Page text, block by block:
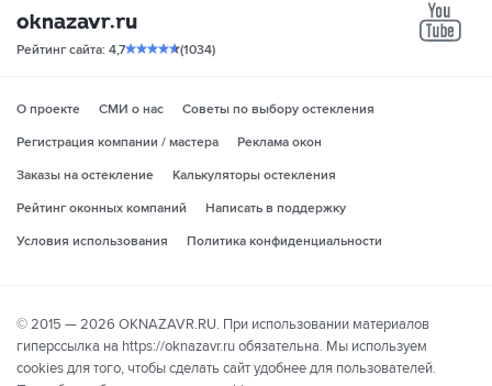
Рейтинг сайта: 4,7 (1034)
О проекте СМИ о нас
Советы по выбору остекления
Регистрация компании / мастера
Реклама окон
Заказы на остекление
Калькуляторы остекления
Рейтинг оконных компаний
Написать в поддержку
Условия использования
Политика конфиденциальности
© 2015 — 2026 OKNAZAVR.RU. При использовании материалов
гиперссылка на https://oknazavr.ru обязательна. Мы используем
cookies для того, чтобы сделать сайт удобнее для пользователей.